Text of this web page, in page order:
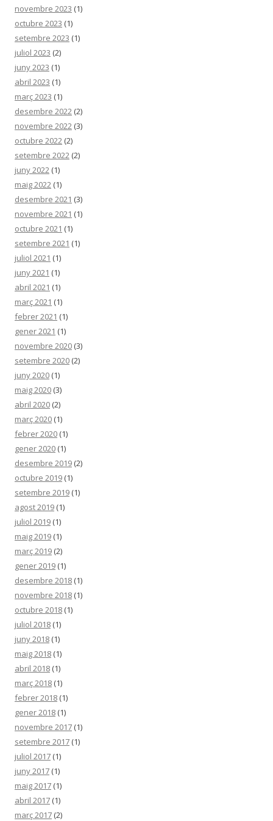
novembre 2023 (1)
octubre 2023 (1)
setembre 2023 (1)
juliol 2023 (2)
juny 2023 (1)
abril 2023 (1)
març 2023 (1)
desembre 2022 (2)
novembre 2022 (3)
octubre 2022 (2)
setembre 2022 (2)
juny 2022 (1)
maig 2022 (1)
desembre 2021 (3)
novembre 2021 (1)
octubre 2021 (1)
setembre 2021 (1)
juliol 2021 (1)
juny 2021 (1)
abril 2021 (1)
març 2021 (1)
febrer 2021 (1)
gener 2021 (1)
novembre 2020 (3)
setembre 2020 (2)
juny 2020 (1)
maig 2020 (3)
abril 2020 (2)
març 2020 (1)
febrer 2020 (1)
gener 2020 (1)
desembre 2019 (2)
octubre 2019 (1)
setembre 2019 (1)
agost 2019 (1)
juliol 2019 (1)
maig 2019 (1)
març 2019 (2)
gener 2019 (1)
desembre 2018 (1)
novembre 2018 (1)
octubre 2018 (1)
juliol 2018 (1)
juny 2018 (1)
maig 2018 (1)
abril 2018 (1)
març 2018 (1)
febrer 2018 (1)
gener 2018 (1)
novembre 2017 (1)
setembre 2017 (1)
juliol 2017 (1)
juny 2017 (1)
maig 2017 (1)
abril 2017 (1)
març 2017 (2)